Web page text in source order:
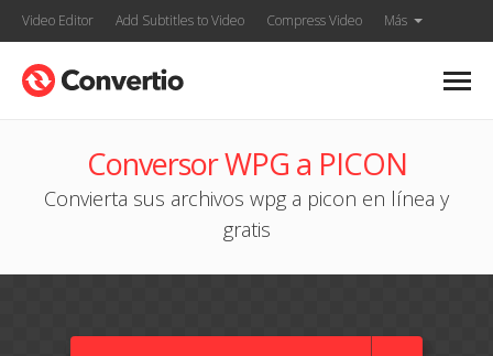
Video Editor Add Subtitles to Video Compress Video Más
Conversor WPG a PICON
Convierta sus archivos wpg a picon en línea y
gratis